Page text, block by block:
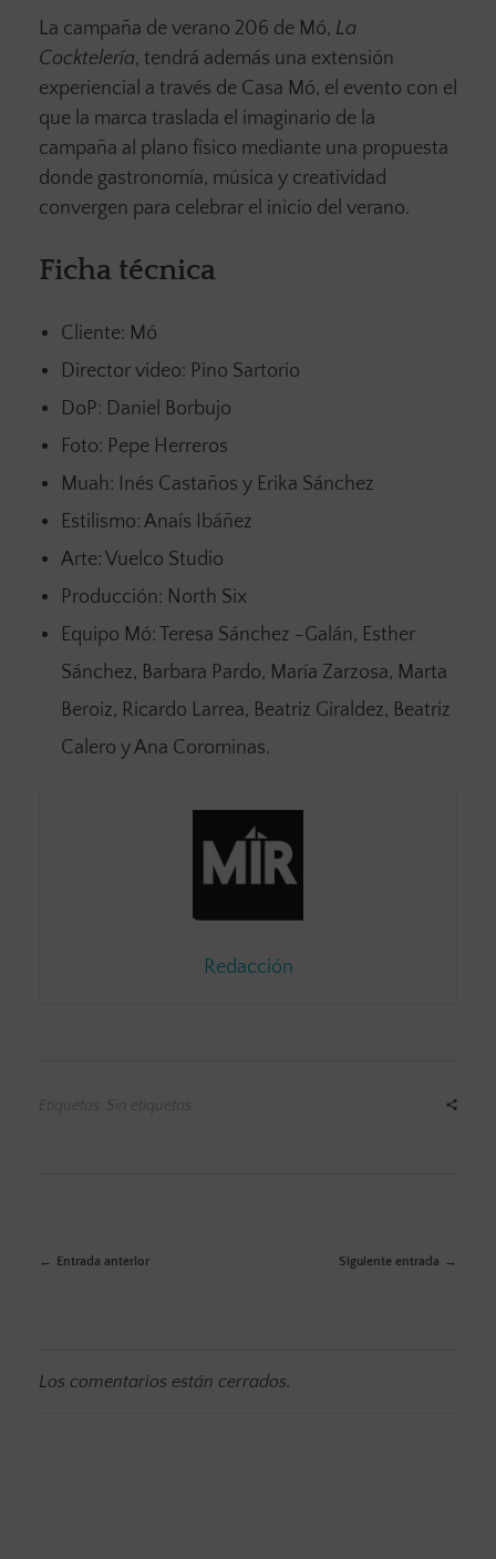
La campaña de verano 206 de Mó, La
Cocktelería, tendrá además una extensión
experiencial a través de Casa Mó, el evento con el
que la marca traslada el imaginario de la
campaña al plano físico mediante una propuesta
donde gastronomía, música y creatividad
convergen para celebrar el inicio del verano.
Ficha técnica
Cliente: Mó
Director video: Pino Sartorio
DoP: Daniel Borbujo
Foto: Pepe Herreros
Muah: Inés Castaños y Erika Sánchez
Estilismo: Anaís Ibáñez
Arte: Vuelco Studio
Producción: North Six
Equipo Mó: Teresa Sánchez -Galán, Esther
Sánchez, Barbara Pardo, María Zarzosa, Marta
Beroiz, Ricardo Larrea, Beatriz Giraldez, Beatriz
Calero y Ana Corominas.
Redacción
Etiquetas: Sin etiquetas
Entrada anterior Siguiente entrada
Los comentarios están cerrados.